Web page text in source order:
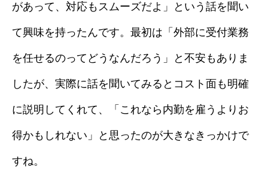
があって、対応もスムーズだよ」という話を聞い
て興味を持ったんです。最初は「外部に受付業務
を任せるのってどうなんだろう」と不安もありま
したが、実際に話を聞いてみるとコスト面も明確
に説明してくれて、「これなら内勤を雇うよりお
得かもしれない」と思ったのが大きなきっかけで
すね。